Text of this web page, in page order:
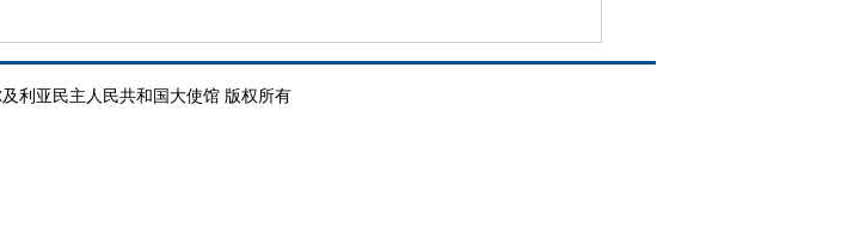
利亚民主人民共和国大使馆 版权所有